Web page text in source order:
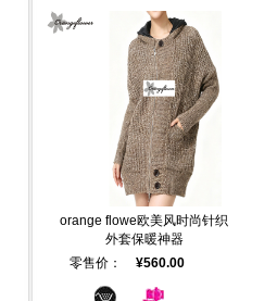
orange flowe欧美风时尚针织
外套保暖神器
零售价：
¥560.00